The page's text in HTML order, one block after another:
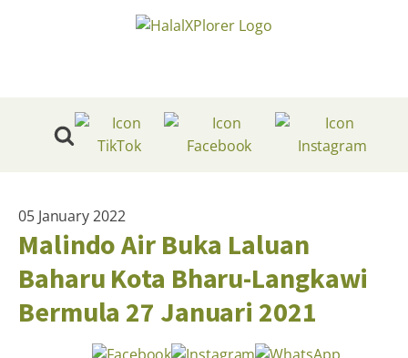
05 January 2022
Malindo Air Buka Laluan
Baharu Kota Bharu-Langkawi
Bermula 27 Januari 2021